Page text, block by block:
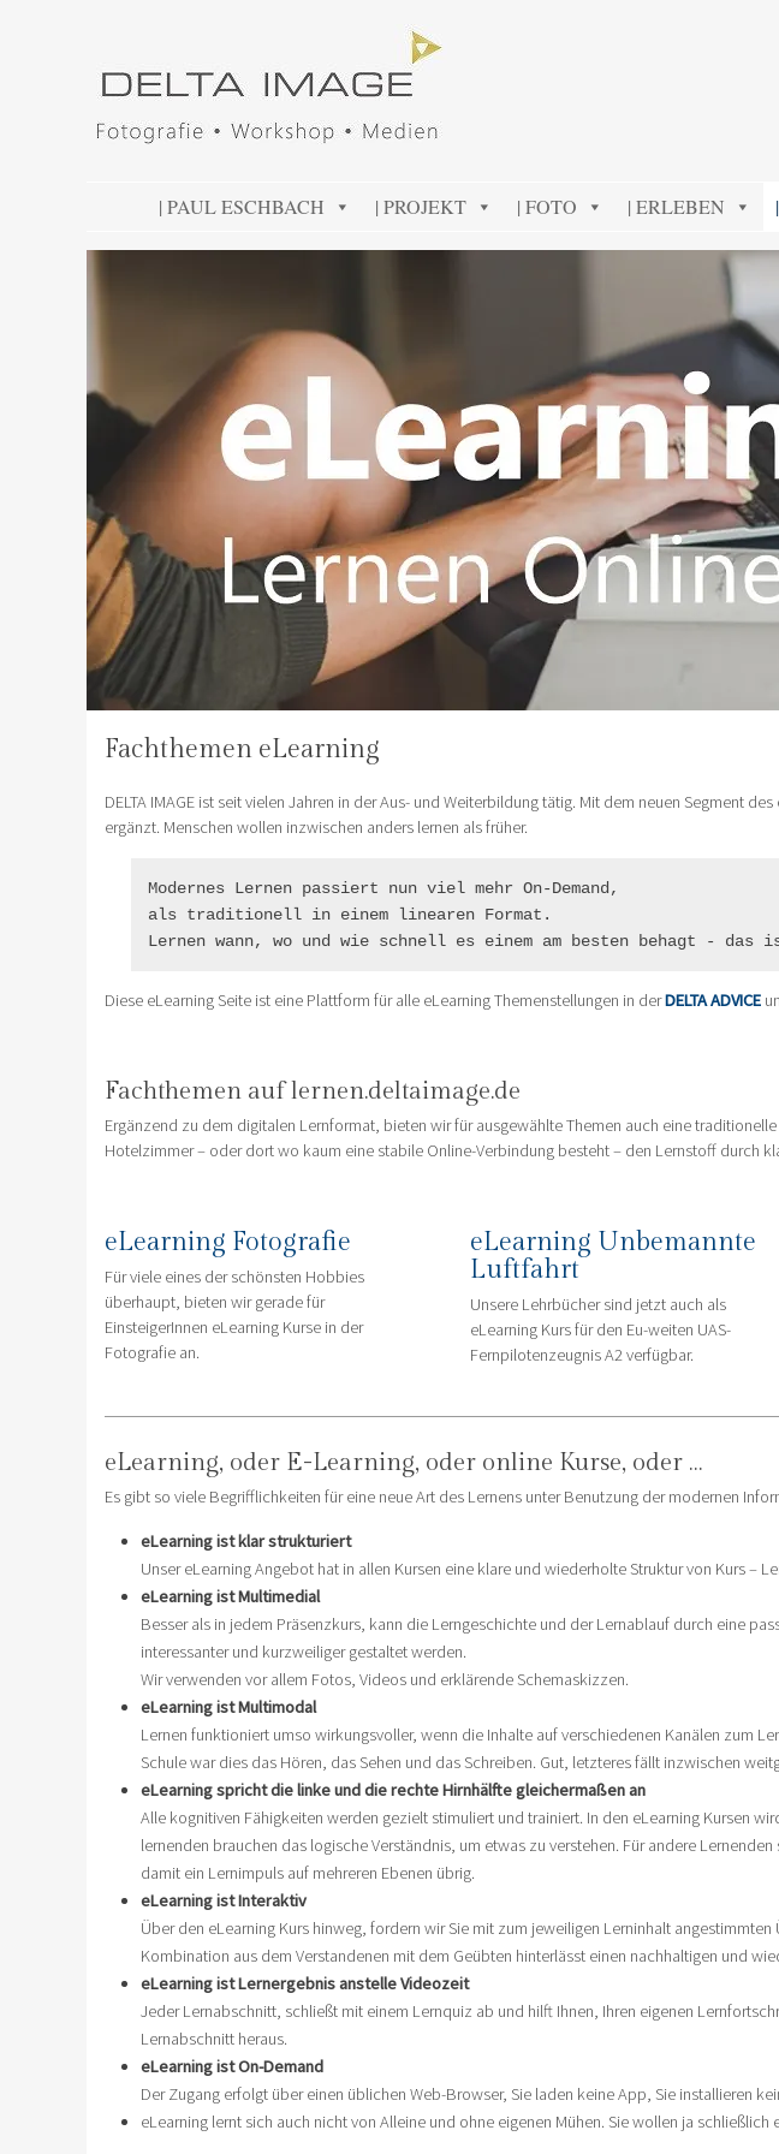
SKIP TO CONTENT
| PAUL ESCHBACH | PROJEKT | FOTO | ERLEBEN
Fachthemen eLearning
DELTA IMAGE ist seit vielen Jahren in der Aus- und Weiterbildung tätig. Mit dem neuen Segment
ergänzt. Menschen wollen inzwischen anders lernen als früher.
Modernes Lernen passiert nun viel mehr On-Demand,
als traditionell in einem linearen Format.
Lernen wann, wo und wie schnell es einem am besten behagt - das
Diese eLearning Seite ist eine Plattform für alle eLearning Themenstellungen in derDELTA ADVICE
Fachthemen auf lernen.deltaimage.de
Ergänzend zu dem digitalen Lernformat, bieten wir für ausgewählte Themen auch eine
Hotelzimmer – oder dort wo kaum eine stabile Online-Verbindung besteht – den Lernstoff durch
eLearning Fotografie
Für viele eines der schönsten Hobbies
überhaupt, bieten wir gerade für
EinsteigerInnen eLearning Kurse in der
Fotografie an.
eLearning Unbemannte
Luftfahrt
Unsere Lehrbücher sind jetzt auch als
eLearning Kurs für den Eu-weiten UAS-
Fernpilotenzeugnis A2 verfügbar.
eLearning, oder E-Learning, oder online Kurse, oder …
Es gibt so viele Begrifflichkeiten für eine neue Art des Lernens unter Benutzung der modernen
eLearning ist klar strukturiert
Unser eLearning Angebot hat in allen Kursen eine klare und wiederholte Struktur von Kurs –
eLearning ist Multimedial
Besser als in jedem Präsenzkurs, kann die Lerngeschichte und der Lernablauf durch eine
interessanter und kurzweiliger gestaltet werden.
Wir verwenden vor allem Fotos, Videos und erklärende Schemaskizzen.
eLearning ist Multimodal
Lernen funktioniert umso wirkungsvoller, wenn die Inhalte auf verschiedenen Kanälen zum
Schule war dies das Hören, das Sehen und das Schreiben. Gut, letzteres fällt inzwischen
eLearning spricht die linke und die rechte Hirnhälfte gleichermaßen an
Alle kognitiven Fähigkeiten werden gezielt stimuliert und trainiert. In den eLearning Kursen
lernenden brauchen das logische Verständnis, um etwas zu verstehen. Für andere
damit ein Lernimpuls auf mehreren Ebenen übrig.
eLearning ist Interaktiv
Über den eLearning Kurs hinweg, fordern wir Sie mit zum jeweiligen Lerninhalt
Kombination aus dem Verstandenen mit dem Geübten hinterlässt einen nachhaltigen und
eLearning ist Lernergebnis anstelle Videozeit
Jeder Lernabschnitt, schließt mit einem Lernquiz ab und hilft Ihnen, Ihren eigenen
Lernabschnitt heraus.
eLearning ist On-Demand
Der Zugang erfolgt über einen üblichen Web-Browser, Sie laden keine App, Sie installieren
eLearning lernt sich auch nicht von Alleine und ohne eigenen Mühen. Sie wollen ja